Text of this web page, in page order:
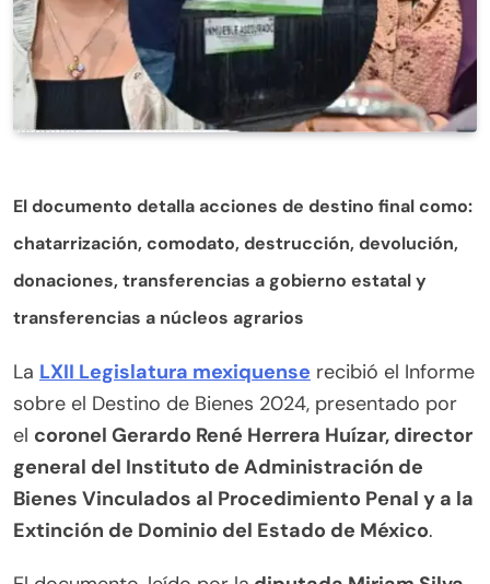
El documento detalla acciones de destino final como:
chatarrización, comodato, destrucción, devolución,
donaciones, transferencias a gobierno estatal y
transferencias a núcleos agrarios
La LXII Legislatura mexiquense recibió el Informe
sobre el Destino de Bienes 2024, presentado por
el coronel Gerardo René Herrera Huízar, director
general del Instituto de Administración de
Bienes Vinculados al Procedimiento Penal y a la
Extinción de Dominio del Estado de México.